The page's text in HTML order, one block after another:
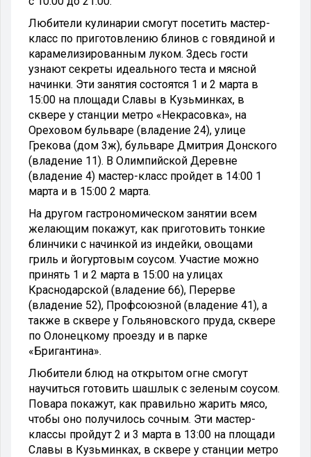
Любители кулинарии смогут посетить мастер-
класс по приготовлению блинов с говядиной и
карамелизированным луком. Здесь гости
узнают секреты идеального теста и мясной
начинки. Эти занятия состоятся 1 и 2 марта в
15:00 на площади Славы в Кузьминках, в
сквере у станции метро «Некрасовка», на
Ореховом бульваре (владение 24), улице
Грекова (дом 3ж), бульваре Дмитрия Донского
(владение 11). В Олимпийской Деревне
(владение 4) мастер-класс пройдет в 14:00 1
марта и в 15:00 2 марта.
На другом гастрономическом занятии всем
желающим покажут, как приготовить тонкие
блинчики с начинкой из индейки, овощами
гриль и йогуртовым соусом. Участие можно
принять 1 и 2 марта в 15:00 на улицах
Краснодарской (владение 66), Перерве
(владение 52), Профсоюзной (владение 41), а
также в сквере у Гольяновского пруда, сквере
по Олонецкому проезду и в парке
«Бригантина».
Любители блюд на открытом огне смогут
научиться готовить шашлык с зеленым соусом.
Повара покажут, как правильно жарить мясо,
чтобы оно получилось сочным. Эти мастер-
классы пройдут 2 и 3 марта в 13:00 на площади
Славы в Кузьминках, в сквере у станции метро